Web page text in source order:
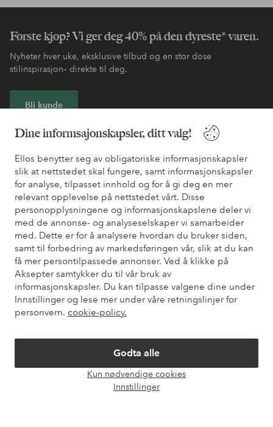
Dine informsajonskapsler, ditt valg!
Ellos benytter seg av obligatoriske informasjonskapsler
slik at nettstedet skal fungere, samt informasjonskapsler
for analyse, tilpasset innhold og for å gi deg en mer
relevant opplevelse på nettstedet vårt. Disse
personopplysningene og informasjonskapslene deler vi
med de annonse- og analyseselskaper vi samarbeider
med. Dette er for å analysere hvordan du bruker siden,
samt til forbedring av markedsføringen vår, slik at du kan
få mer persontilpassede annonser. Ved å klikke på
Aksepter samtykker du til vår bruk av
informasjonskapsler. Du kan tilpasse valgene dine under
Innstillinger og lese mer under våre retningslinjer for
personvern. cookie-policy.
Godta alle
Kun nødvendige cookies
Innstillinger
Første kjøp? Vi ger deg 40% på den dyreste* varen.
Nyheter hver uke, eksklusive tilbud og en stor dose
stilinspirasjon– direkte til deg.
Bli kunde
* Se tilbudsvilkår ved registrering
Trenger du hjelp?
Du finner svar på de vanligste spørsmålene i vår FAQ. Du finner
også informasjon om hvordan du kan kontakte oss.
Kundeservice Bestilling Betalingsmåte
Mine sider